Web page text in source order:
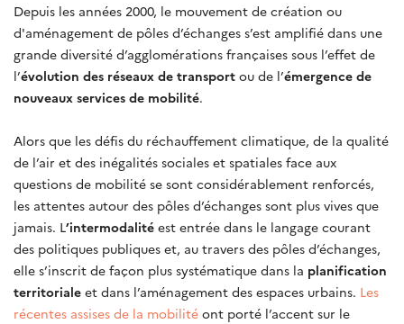
Depuis les années 2000, le mouvement de création ou
d'aménagement de pôles d’échanges s’est amplifié dans une
grande diversité d’agglomérations françaises sous l’effet de
l’évolution des réseaux de transport ou de l’émergence de
nouveaux services de mobilité.
Alors que les défis du réchauffement climatique, de la qualité
de l’air et des inégalités sociales et spatiales face aux
questions de mobilité se sont considérablement renforcés,
les attentes autour des pôles d’échanges sont plus vives que
jamais. L’intermodalité est entrée dans le langage courant
des politiques publiques et, au travers des pôles d’échanges,
elle s’inscrit de façon plus systématique dans la planification
territoriale et dans l’aménagement des espaces urbains. Les
récentes assises de la mobilité ont porté l’accent sur le